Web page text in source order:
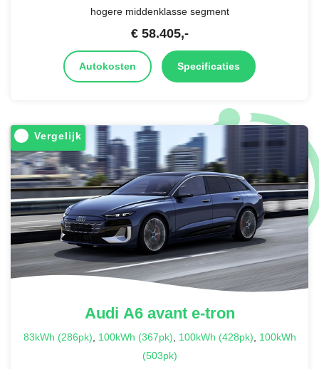
hogere middenklasse segment
€ 58.405,-
Autokosten Specificaties
Vergelijk
Audi A6 avant e-tron
83kWh (286pk), 100kWh (367pk), 100kWh (428pk), 100kWh
(503pk)